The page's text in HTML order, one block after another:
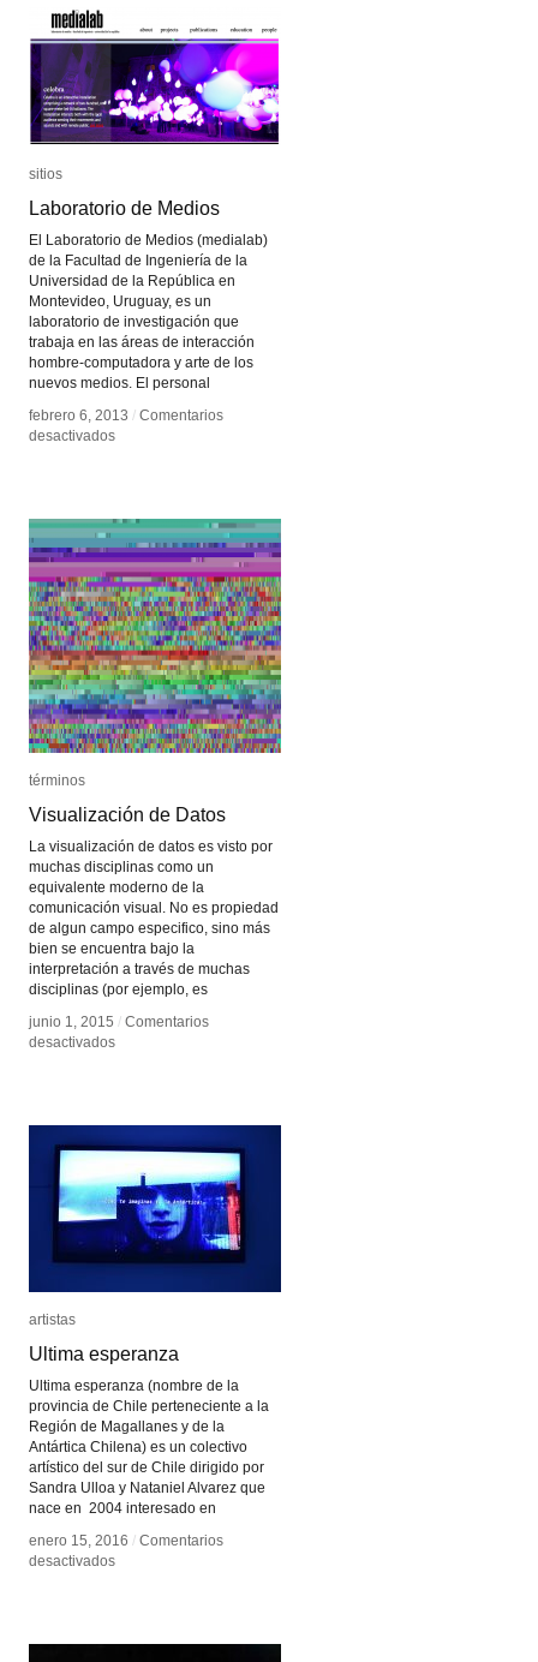
sitios
Laboratorio de Medios
El Laboratorio de Medios (medialab)
de la Facultad de Ingeniería de la
Universidad de la República en
Montevideo, Uruguay, es un
laboratorio de investigación que
trabaja en las áreas de interacción
hombre-computadora y arte de los
nuevos medios. El personal
febrero 6, 2013 / Comentarios
desactivadosen
sitios
Laboratorio de Medios
febrero 6, 2013 / Comentarios
desactivadosen
términos
Visualización de Datos
La visualización de datos es visto por
muchas disciplinas como un
equivalente moderno de la
comunicación visual. No es propiedad
de algun campo especifico, sino más
bien se encuentra bajo la
interpretación a través de muchas
disciplinas (por ejemplo, es
junio 1, 2015 / Comentarios
desactivadosen
términos
Visualización de Datos
junio 1, 2015 / Comentarios
desactivadosen
artistas
Ultima esperanza
Ultima esperanza (nombre de la
provincia de Chile perteneciente a la
Región de Magallanes y de la
Antártica Chilena) es un colectivo
artístico del sur de Chile dirigido por
Sandra Ulloa y Nataniel Alvarez que
nace en 2004 interesado en
enero 15, 2016 / Comentarios
desactivadosen
artistas
Ultima esperanza
enero 15, 2016 / Comentarios
desactivadosen